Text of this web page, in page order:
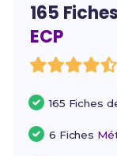
165
ECP
165 Fiches
6 Fiches